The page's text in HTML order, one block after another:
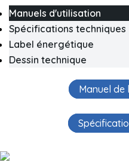
Manuels d'utilisation
Spécifications techniques
Label énergétique
Dessin technique
Manuel de